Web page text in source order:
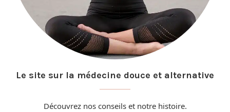
Le site sur la médecine douce et alternative
Découvrez nos conseils et notre histoire.